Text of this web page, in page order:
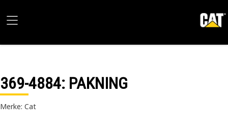
369-4884: PAKNING
Merke: Cat